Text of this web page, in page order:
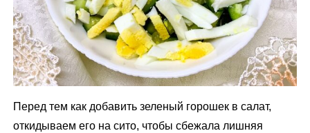
Перед тем как добавить зеленый горошек в салат,
откидываем его на сито, чтобы сбежала лишняя